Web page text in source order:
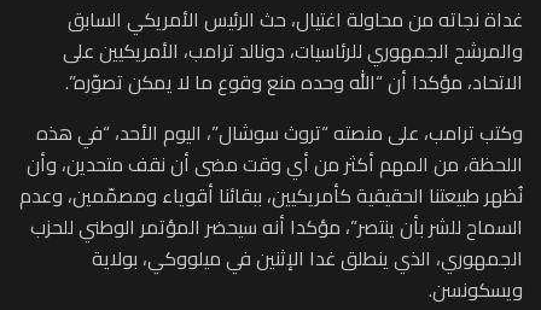
غداة نجاته من محاولة اغتيال، حث الرئيس الأمريكي السابق
والمرشح الجمهوري للرئاسيات، دونالد ترامب، الأمريكيين على
الاتحاد، مؤكدا أن “الله وحده منع وقوع ما لا يمكن تصوّره”.
وكتب ترامب، على منصته “تروث سوشال”، اليوم الأحد، “في هذه
اللحظة، من المهم أكثر من أي وقت مضى أن نقف متحدين، وأن
نُظهر طبيعتنا الحقيقية كأمريكيين، ببقائنا أقوياء ومصمّمين، وعدم
السماح للشر بأن ينتصر”، مؤكدا أنه سيحضر المؤتمر الوطني للحزب
الجمهوري، الذي ينطلق غدا الإثنين في ميلووكي، بولاية
ويسكونسن.